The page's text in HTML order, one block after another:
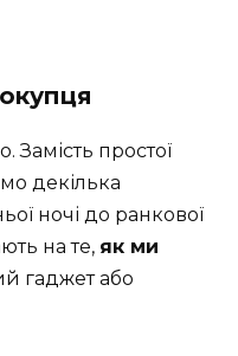
простої
декілька
ночі до ранкової
на те, як ми
гаджет або